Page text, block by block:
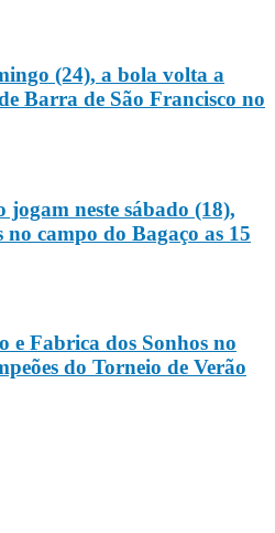
(24), a bola volta a
Barra de São Francisco no
jogam neste sábado (18),
no campo do Bagaço as 15
Fabrica dos Sonhos no
do Torneio de Verão